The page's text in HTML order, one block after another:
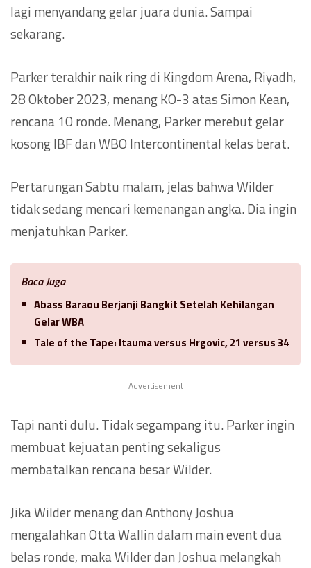
lagi menyandang gelar juara dunia. Sampai
sekarang.
Parker terakhir naik ring di Kingdom Arena, Riyadh,
28 Oktober 2023, menang KO-3 atas Simon Kean,
rencana 10 ronde. Menang, Parker merebut gelar
kosong IBF dan WBO Intercontinental kelas berat.
Pertarungan Sabtu malam, jelas bahwa Wilder
tidak sedang mencari kemenangan angka. Dia ingin
menjatuhkan Parker.
Baca Juga
Abass Baraou Berjanji Bangkit Setelah Kehilangan
Gelar WBA
Tale of the Tape: Itauma versus Hrgovic, 21 versus 34
Advertisement
Tapi nanti dulu. Tidak segampang itu. Parker ingin
membuat kejuatan penting sekaligus
membatalkan rencana besar Wilder.
Jika Wilder menang dan Anthony Joshua
mengalahkan Otta Wallin dalam main event dua
belas ronde, maka Wilder dan Joshua melangkah